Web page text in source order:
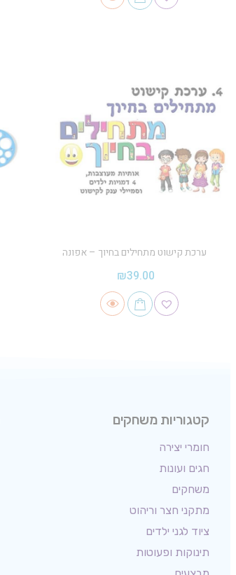
ערכת קישוט מתחילים בחיוך – אפונה
₪39.00
קטגוריות משחקים
חומרי יצירה
חגים ועונות
משחקים
מתקני חצר וריהוט
ציוד לגני ילדים
תינוקות ופעוטות